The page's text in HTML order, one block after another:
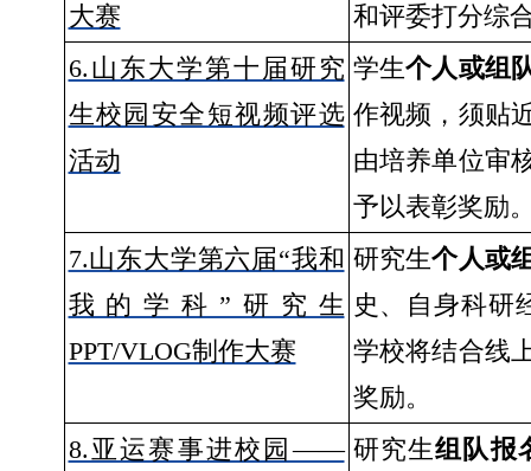
大赛
和评委打分综
6.山东大学第十届研究
生校园安全短视频评选
活动
学生个人或组
作视频，须贴
由培养单位审
予以表彰奖励
7.山东大学第六届“我和
我的学科”研究生
PPT/VLOG制作大赛
研究生个人或
史、自身科研
学校将结合线
奖励。
8.亚运赛事进校园—— 研究生组队报